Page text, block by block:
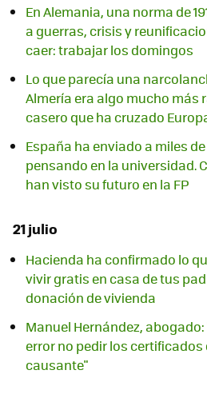
En Alemania, una norma de
a guerras, crisis y
caer: trabajar los domingos
Lo que parecía una
Almería era algo mucho más
casero que ha cruzado
España ha enviado a miles
pensando en la universidad.
han visto su futuro en la FP
21 julio
Hacienda ha confirmado lo
vivir gratis en casa de tus
donación de vivienda
Manuel Hernández,
error no pedir los certificados
causante"